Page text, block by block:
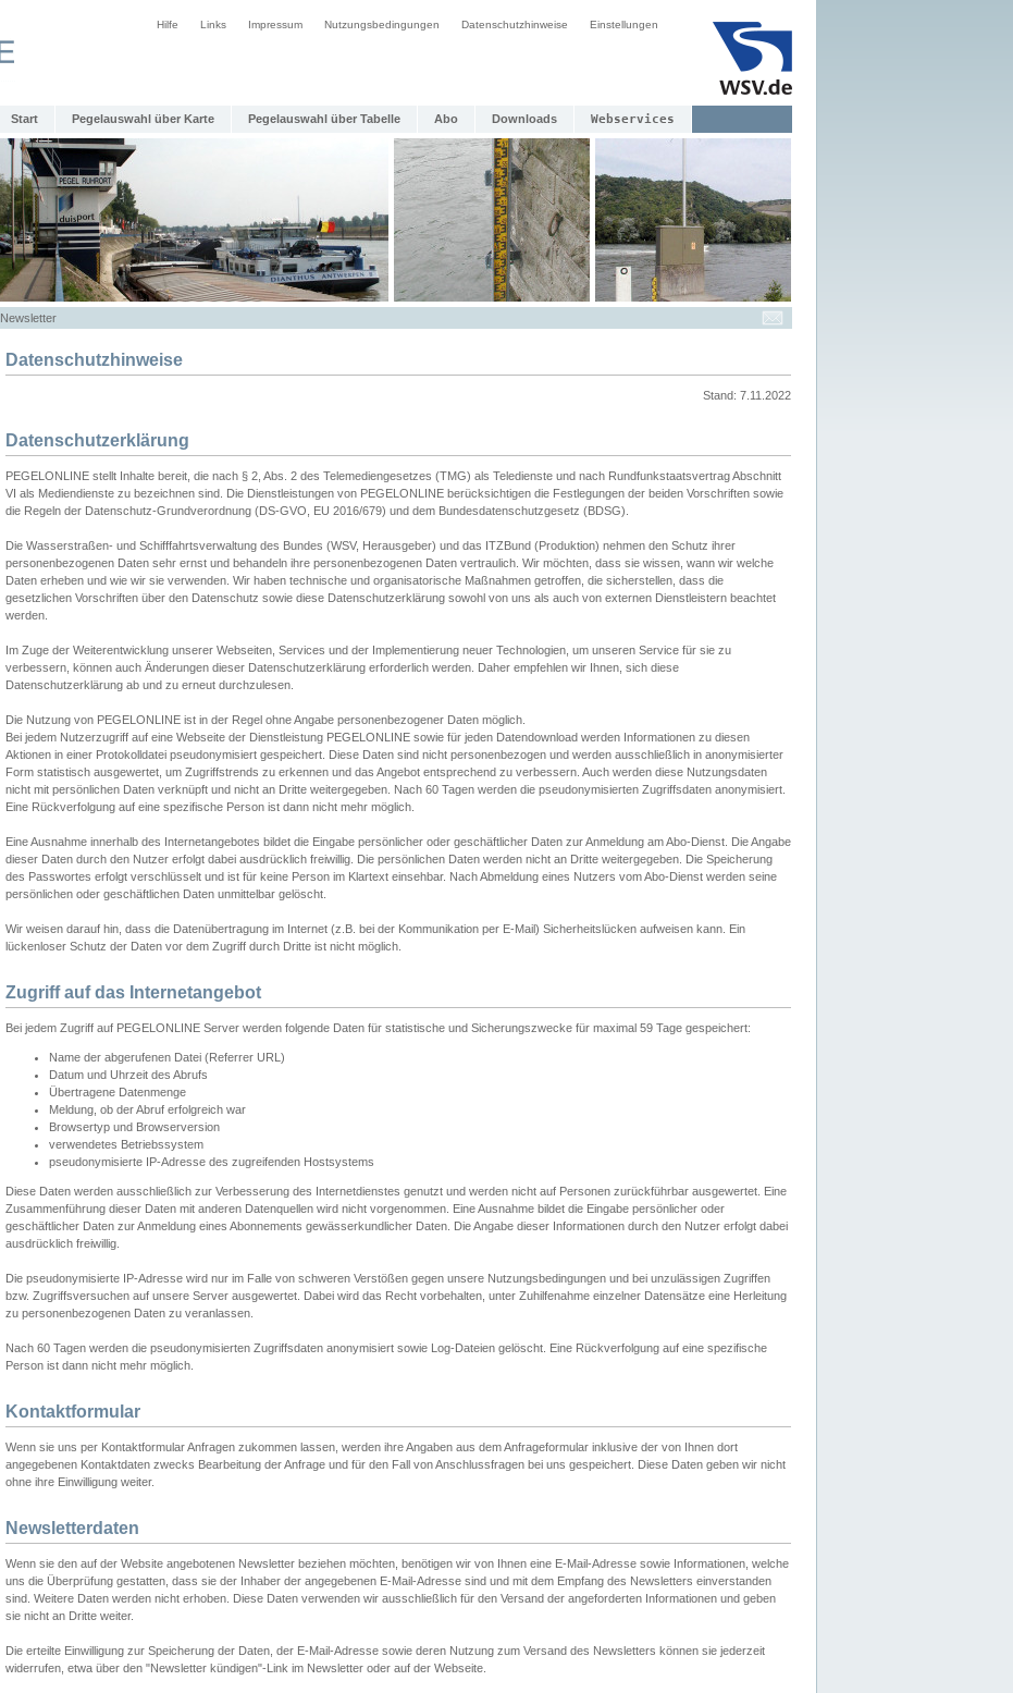
Hilfe Links Impressum Nutzungsbedingungen Datenschutzhinweise Einstellungen
Start Pegelauswahl über Karte Pegelauswahl über Tabelle Abo Downloads Webservices
Newsletter
Datenschutzhinweise
Stand: 7.11.2022
Datenschutzerklärung
PEGELONLINE stellt Inhalte bereit, die nach § 2, Abs. 2 des Telemediengesetzes (TMG) als Teledienste und nach Rundfunkstaatsvertrag Abschnitt
VI als Mediendienste zu bezeichnen sind. Die Dienstleistungen von PEGELONLINE berücksichtigen die Festlegungen der beiden Vorschriften sowie
die Regeln der Datenschutz-Grundverordnung (DS-GVO, EU 2016/679) und dem Bundesdatenschutzgesetz (BDSG).
Die Wasserstraßen- und Schifffahrtsverwaltung des Bundes (WSV, Herausgeber) und das ITZBund (Produktion) nehmen den Schutz ihrer
personenbezogenen Daten sehr ernst und behandeln ihre personenbezogenen Daten vertraulich. Wir möchten, dass sie wissen, wann wir welche
Daten erheben und wie wir sie verwenden. Wir haben technische und organisatorische Maßnahmen getroffen, die sicherstellen, dass die
gesetzlichen Vorschriften über den Datenschutz sowie diese Datenschutzerklärung sowohl von uns als auch von externen Dienstleistern beachtet
werden.
Im Zuge der Weiterentwicklung unserer Webseiten, Services und der Implementierung neuer Technologien, um unseren Service für sie zu
verbessern, können auch Änderungen dieser Datenschutzerklärung erforderlich werden. Daher empfehlen wir Ihnen, sich diese
Datenschutzerklärung ab und zu erneut durchzulesen.
Die Nutzung von PEGELONLINE ist in der Regel ohne Angabe personenbezogener Daten möglich.
Bei jedem Nutzerzugriff auf eine Webseite der Dienstleistung PEGELONLINE sowie für jeden Datendownload werden Informationen zu diesen
Aktionen in einer Protokolldatei pseudonymisiert gespeichert. Diese Daten sind nicht personenbezogen und werden ausschließlich in anonymisierter
Form statistisch ausgewertet, um Zugriffstrends zu erkennen und das Angebot entsprechend zu verbessern. Auch werden diese Nutzungsdaten
nicht mit persönlichen Daten verknüpft und nicht an Dritte weitergegeben. Nach 60 Tagen werden die pseudonymisierten Zugriffsdaten anonymisiert.
Eine Rückverfolgung auf eine spezifische Person ist dann nicht mehr möglich.
Eine Ausnahme innerhalb des Internetangebotes bildet die Eingabe persönlicher oder geschäftlicher Daten zur Anmeldung am Abo-Dienst. Die Angabe
dieser Daten durch den Nutzer erfolgt dabei ausdrücklich freiwillig. Die persönlichen Daten werden nicht an Dritte weitergegeben. Die Speicherung
des Passwortes erfolgt verschlüsselt und ist für keine Person im Klartext einsehbar. Nach Abmeldung eines Nutzers vom Abo-Dienst werden seine
persönlichen oder geschäftlichen Daten unmittelbar gelöscht.
Wir weisen darauf hin, dass die Datenübertragung im Internet (z.B. bei der Kommunikation per E-Mail) Sicherheitslücken aufweisen kann. Ein
lückenloser Schutz der Daten vor dem Zugriff durch Dritte ist nicht möglich.
Zugriff auf das Internetangebot
Bei jedem Zugriff auf PEGELONLINE Server werden folgende Daten für statistische und Sicherungszwecke für maximal 59 Tage gespeichert:
Name der abgerufenen Datei (Referrer URL)
Datum und Uhrzeit des Abrufs
Übertragene Datenmenge
Meldung, ob der Abruf erfolgreich war
Browsertyp und Browserversion
verwendetes Betriebssystem
pseudonymisierte IP-Adresse des zugreifenden Hostsystems
Diese Daten werden ausschließlich zur Verbesserung des Internetdienstes genutzt und werden nicht auf Personen zurückführbar ausgewertet. Eine
Zusammenführung dieser Daten mit anderen Datenquellen wird nicht vorgenommen. Eine Ausnahme bildet die Eingabe persönlicher oder
geschäftlicher Daten zur Anmeldung eines Abonnements gewässerkundlicher Daten. Die Angabe dieser Informationen durch den Nutzer erfolgt dabei
ausdrücklich freiwillig.
Die pseudonymisierte IP-Adresse wird nur im Falle von schweren Verstößen gegen unsere Nutzungsbedingungen und bei unzulässigen Zugriffen
bzw. Zugriffsversuchen auf unsere Server ausgewertet. Dabei wird das Recht vorbehalten, unter Zuhilfenahme einzelner Datensätze eine Herleitung
zu personenbezogenen Daten zu veranlassen.
Nach 60 Tagen werden die pseudonymisierten Zugriffsdaten anonymisiert sowie Log-Dateien gelöscht. Eine Rückverfolgung auf eine spezifische
Person ist dann nicht mehr möglich.
Kontaktformular
Wenn sie uns per Kontaktformular Anfragen zukommen lassen, werden ihre Angaben aus dem Anfrageformular inklusive der von Ihnen dort
angegebenen Kontaktdaten zwecks Bearbeitung der Anfrage und für den Fall von Anschlussfragen bei uns gespeichert. Diese Daten geben wir nicht
ohne ihre Einwilligung weiter.
Newsletterdaten
Wenn sie den auf der Website angebotenen Newsletter beziehen möchten, benötigen wir von Ihnen eine E-Mail-Adresse sowie Informationen, welche
uns die Überprüfung gestatten, dass sie der Inhaber der angegebenen E-Mail-Adresse sind und mit dem Empfang des Newsletters einverstanden
sind. Weitere Daten werden nicht erhoben. Diese Daten verwenden wir ausschließlich für den Versand der angeforderten Informationen und geben
sie nicht an Dritte weiter.
Die erteilte Einwilligung zur Speicherung der Daten, der E-Mail-Adresse sowie deren Nutzung zum Versand des Newsletters können sie jederzeit
widerrufen, etwa über den "Newsletter kündigen"-Link im Newsletter oder auf der Webseite.